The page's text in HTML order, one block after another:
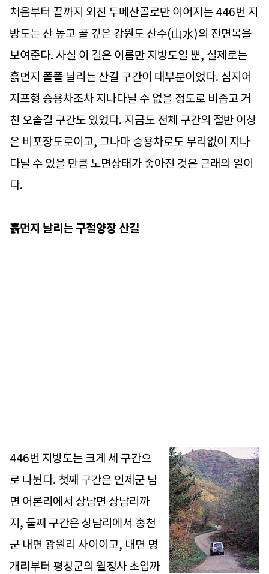
처음부터 끝까지 외진 두메산골로만 이어지는 446번 지
방도는 산 높고 골 깊은 강원도 산수(山水)의 진면목을
보여준다. 사실 이 길은 이름만 지방도일 뿐, 실제로는
흙먼지 폴폴 날리는 산길 구간이 대부분이었다. 심지어
지프형 승용차조차 지나다닐 수 없을 정도로 비좁고 거
친 오솔길 구간도 있었다. 지금도 전체 구간의 절반 이상
은 비포장도로이고, 그나마 승용차로도 무리없이 지나
다닐 수 있을 만큼 노면상태가 좋아진 것은 근래의 일이
다.
흙먼지 날리는 구절양장 산길
446번 지방도는 크게 세 구간으
로 나뉜다. 첫째 구간은 인제군 남
면 어론리에서 상남면 상남리까
지, 둘째 구간은 상남리에서 홍천
군 내면 광원리 사이이고, 내면 명
개리부터 평창군의 월정사 초입까